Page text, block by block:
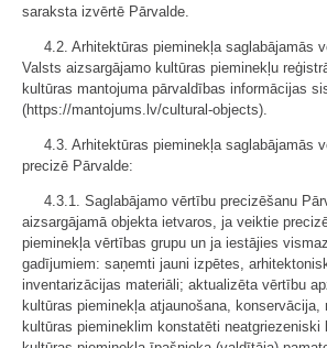
saraksta izvērtē Pārvalde.
4.2. Arhitektūras pieminekļa saglabājamās
Valsts aizsargājamo kultūras pieminekļu
kultūras mantojuma pārvaldības informācijas
(https://mantojums.lv/cultural-objects).
4.3. Arhitektūras pieminekļa saglabājamās
precizē Pārvalde:
4.3.1. Saglabājamo vērtību precizēšanu
aizsargājamā objekta ietvaros, ja veiktie
pieminekļa vērtības grupu un ja iestājies
gadījumiem: saņemti jauni izpētes,
inventarizācijas materiāli; aktualizēta vērtību
kultūras pieminekļa atjaunošana, konservācija,
kultūras piemineklim konstatēti neatgriezeniski